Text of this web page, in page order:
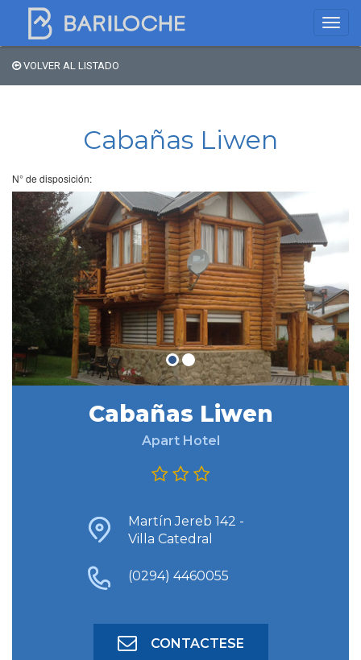
Bariloche
Tipo de alojamiento
Estrellas
Zona
BUSCAR ALOJAMIENTO
VOLVER AL LISTADO
Cabañas Liwen
N° de disposición:
Cabañas Liwen
Apart Hotel
Martín Jereb 142 -
Villa Catedral
(0294) 4460055
CONTACTESE